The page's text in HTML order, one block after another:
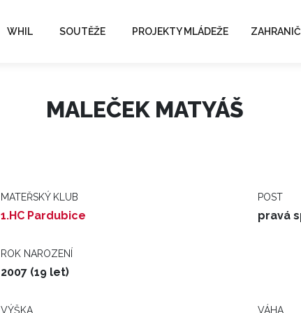
WHIL SOUTĚŽE PROJEKTY MLÁDEŽE
MALEČEK MATYÁŠ
MATEŘSKÝ KLUB
1.HC Pardubice
POST
pravá
ROK NAROZENÍ
2007 (19 let)
VÝŠKA VÁHA